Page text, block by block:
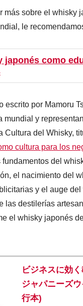
más sobre el whisky
le
japonés como
escrito por Mamoru
mundial y
Cultura del Whisky,
cultura para los
del
el nacimiento del
y el auge
las destilerías
el whisky japonés
ビジネスに効
ジャパニーズ
行本)